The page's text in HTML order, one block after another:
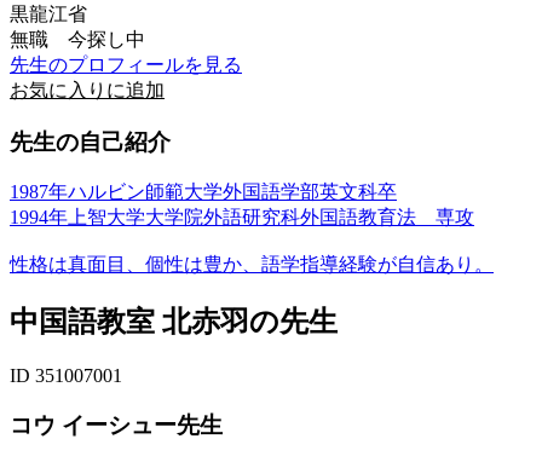
黒龍江省
無職 今探し中
先生のプロフィールを見る
お気に入りに追加
先生の自己紹介
1987年ハルビン師範大学外国語学部英文科卒
1994年上智大学大学院外語研究科外国語教育法 専攻
性格は真面目、個性は豊か、語学指導経験が自信あり。
中国語教室 北赤羽の先生
ID 351007001
コウ イーシュー先生